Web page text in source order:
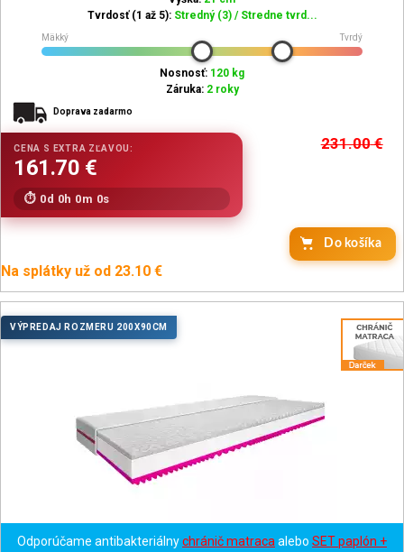
Tvrdosť (1 až 5): Stredný (3) / Stredne tvrd...
Mäkký Tvrdý
Nosnosť: 120 kg
Záruka: 2 roky
Doprava zadarmo
231.00€
0d 0h 0m 0s
Do košíka
Na splátky už od 23.10 €
VÝPREDAJ ROZMERU 200X90CM
Odporúčame antibakteriálnychránič matraca alebo SET paplón +